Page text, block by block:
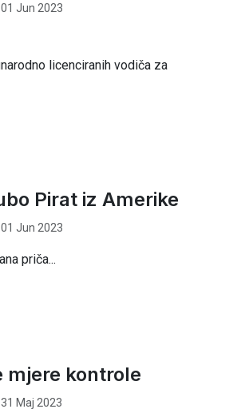
01 Jun 2023
licenciranih vodiča za
Pirat iz Amerike
01 Jun 2023
priča...
mjere kontrole
31 Maj 2023